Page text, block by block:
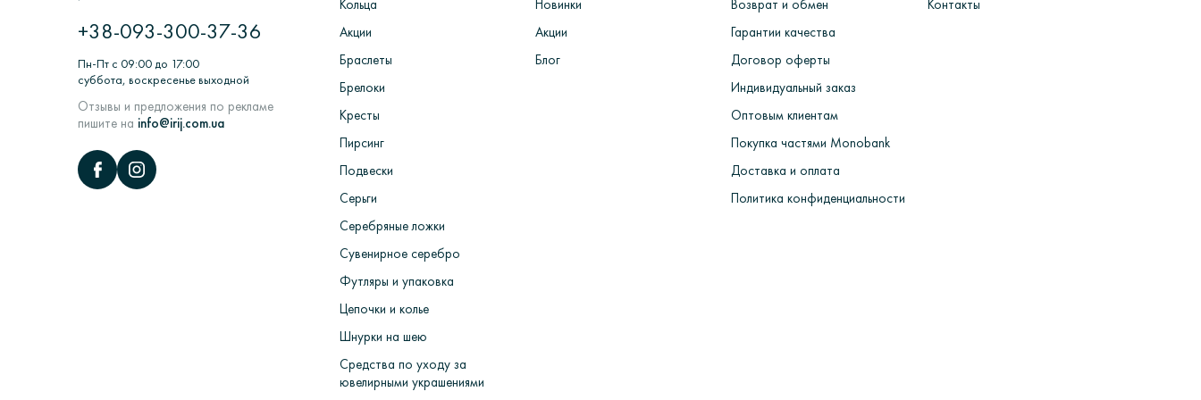
ювелирных изделий в литейных вакуумных машинах> Комплектация, монтаж и декорирование ювелирных изделий> Работы по шлифовке> ВТК> пробирка
камни> Полировка и придание глянцу> Упаковка и отправка покупателю.
+38-093-300-37-36
Пн-Пт с 09:00 до 17:00
суббота, воскресенье выходной
Отзывы и предложения по рекламе
пишите на info@irij.com.ua
Кольца
Акции
Браслеты
Брелоки
Кресты
Пирсинг
Подвески
Серьги
Серебряные ложки
Сувенирное серебро
Футляры и упаковка
Цепочки и колье
Шнурки на шею
Средства по уходу за
ювелирными украшениями
Новинки
Акции
Блог
Возврат и обмен
Гарантии качества
Договор оферты
Индивидуальный заказ
Оптовым клиентам
Покупка частями Monobank
Доставка и оплата
Политика конфиденциальности
Контакты